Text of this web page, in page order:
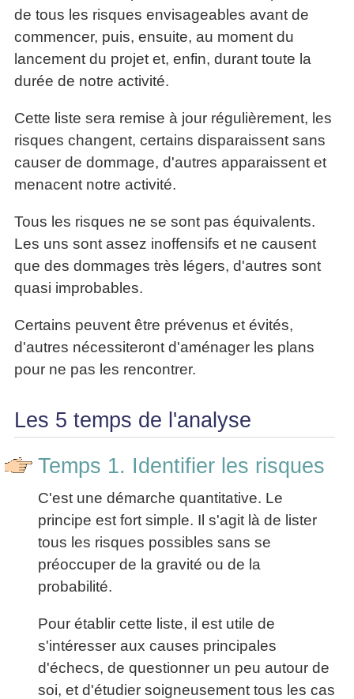
de tous les risques envisageables avant de
commencer, puis, ensuite, au moment du
lancement du projet et, enfin, durant toute la
durée de notre activité.
Cette liste sera remise à jour régulièrement, les
risques changent, certains disparaissent sans
causer de dommage, d'autres apparaissent et
menacent notre activité.
Tous les risques ne se sont pas équivalents.
Les uns sont assez inoffensifs et ne causent
que des dommages très légers, d'autres sont
quasi improbables.
Certains peuvent être prévenus et évités,
d'autres nécessiteront d'aménager les plans
pour ne pas les rencontrer.
Les 5 temps de l'analyse
Temps 1. Identifier les risques
C'est une démarche quantitative. Le
principe est fort simple. Il s'agit là de lister
tous les risques possibles sans se
préoccuper de la gravité ou de la
probabilité.
Pour établir cette liste, il est utile de
s'intéresser aux causes principales
d'échecs, de questionner un peu autour de
soi, et d'étudier soigneusement tous les cas